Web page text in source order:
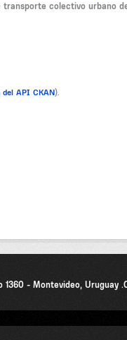
colectivo urbano
del API CKAN).
1360 - Montevideo, Uruguay